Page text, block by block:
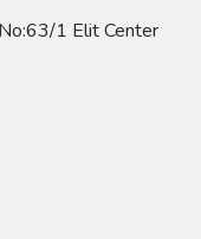
1 Elit Center